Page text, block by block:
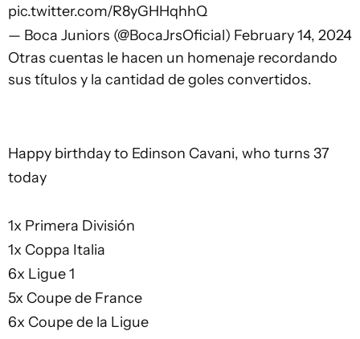
pic.twitter.com/R8yGHHqhhQ
— Boca Juniors (@BocaJrsOficial) February 14, 2024
Otras cuentas le hacen un homenaje recordando
sus títulos y la cantidad de goles convertidos.
Happy birthday to Edinson Cavani, who turns 37
today
1x Primera División
1x Coppa Italia
6x Ligue 1
5x Coupe de France
6x Coupe de la Ligue